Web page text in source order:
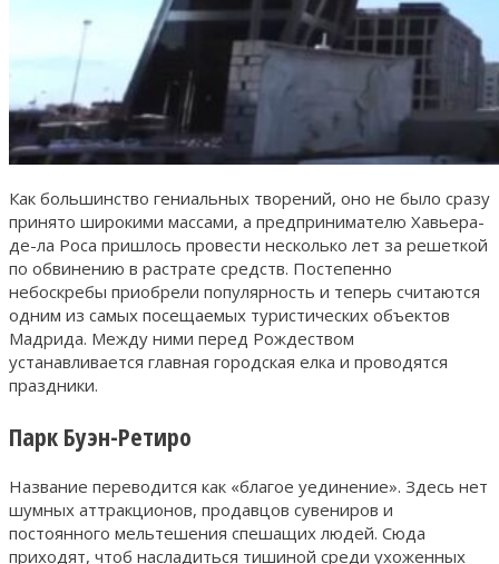
Как большинство гениальных творений, оно не было сразу
принято широкими массами, а предпринимателю Хавьера-
де-ла Роса пришлось провести несколько лет за решеткой
по обвинению в растрате средств. Постепенно
небоскребы приобрели популярность и теперь считаются
одним из самых посещаемых туристических объектов
Мадрида. Между ними перед Рождеством
устанавливается главная городская елка и проводятся
праздники.
Парк Буэн-Ретиро
Название переводится как «благое уединение». Здесь нет
шумных аттракционов, продавцов сувениров и
постоянного мельтешения спешащих людей. Сюда
приходят, чтоб насладиться тишиной среди ухоженных